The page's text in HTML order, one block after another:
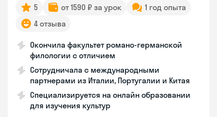
5 от 1590 ₽ за урок
1 год опыта
4 отзыва
Окончила факультет романо-германской
филологии с отличием
Сотрудничала с международными
партнерами из Италии, Португалии и Китая
Специализируется на онлайн образовании
для изучения культур